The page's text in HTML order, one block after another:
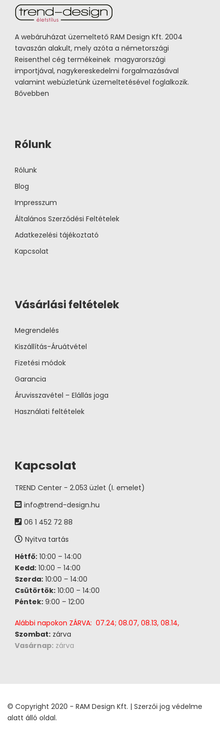
A webáruházat üzemeltető RAM Design Kft. 2004
tavaszán alakult, mely azóta a németországi
Reisenthel cég termékeinek magyarországi
importjával, nagykereskedelmi forgalmazásával
valamint webüzletünk üzemeltetésével foglalkozik.
Bővebben
Rólunk
Rólunk
Blog
Impresszum
Általános Szerződési Feltételek
Adatkezelési tájékoztató
Kapcsolat
Vásárlási feltételek
Megrendelés
Kiszállítás-Áruátvétel
Fizetési módok
Garancia
Áruvisszavétel – Elállás joga
Használati feltételek
Kapcsolat
TREND Center - 2.053 üzlet (I. emelet)
info@trend-design.hu
06 1 452 72 88
Nyitva tartás
Hétfő: 10:00 – 14:00
Kedd: 10:00 – 14:00
Szerda: 10:00 – 14:00
Csütörtök: 10:00 – 14:00
Péntek: 9:00 – 12:00
Alábbi napokon ZÁRVA: 07.24; 08.07, 08.13, 08.14,
Szombat: zárva
Vasárnap: zárva
© Copyright 2020 - RAM Design Kft. | Szerzői jog védelme
alatt álló oldal.